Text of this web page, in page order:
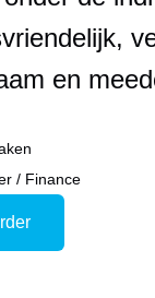
en
/ Finance